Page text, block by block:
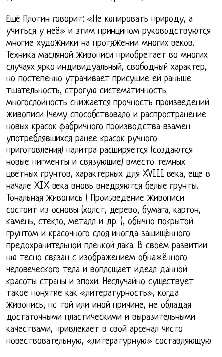
Ещё Плотин говорит: «Не копировать природу, а
учиться у неё» и этим принципом руководствуются
многие художники на протяжении многих веков.
Техника масляной живописи приобретает во многих
случаях ярко индивидуальный, свободный характер,
но постепенно утрачивает присущие ей раньше
тщательность, строгую систематичность,
многослойность снижается прочность произведений
живописи (чему способствовало и распространение
новых красок фабричного производства взамен
употреблявшихся ранее красок ручного
приготовления) палитра расширяется (создаются
новые пигменты и связующие) вместо темных
цветных грунтов, характерных для XVIII века, еще в
начале XIX века вновь внедряются белые грунты.
Тональная живопись ( Произведение живописи
состоит из основы (холст, дерево, бумага, картон,
камень, стекло, металл и др. ), обычно покрытой
грунтом и красочного слоя иногда защищённого
предохранительной плёнкой лака. В своём развитии
ню тесно связан с изображением обнажённого
человеческого тела и воплощает идеал данной
красоты страны и эпохи. Неслучайно существует
такое понятие как «литературность», когда
живопись, по той или иной причине, не обладая
достаточными пластическими и выразительными
качествами, привлекает в свой арсенал чисто
повествовательную, «литературную» составляющую.